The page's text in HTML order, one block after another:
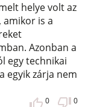
helye volt az
amikor is a
Azonban a
egy technikai
egyik zárja nem
0 0